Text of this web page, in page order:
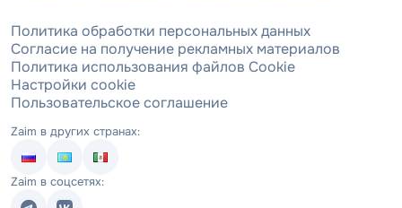
Политика обработки персональных данных
Согласие на получение рекламных материалов
Политика использования файлов Cookie
Настройки cookie
Пользовательское соглашение
Zaim в других странах:
Zaim в соцсетях: